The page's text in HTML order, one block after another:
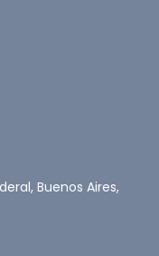
Buenos Aires,